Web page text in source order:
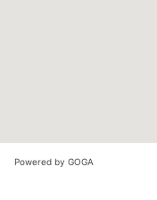
Powered by GOGA